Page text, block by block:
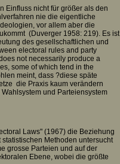
Einfluss nicht für größer als den
nie die eigentliche
vor allem aber die
(Duverger 1958: 219). Es ist
des gesellschaftlichen und
electoral rules and party
not necessarily produce a
some of which tend in the
meint, dass ?diese späte
die Praxis kaum verändern
und Parteiensystem
Laws" (1967) die Beziehung
Methoden untersucht
grosse Parteien und auf der
Ebene, wobei die größte